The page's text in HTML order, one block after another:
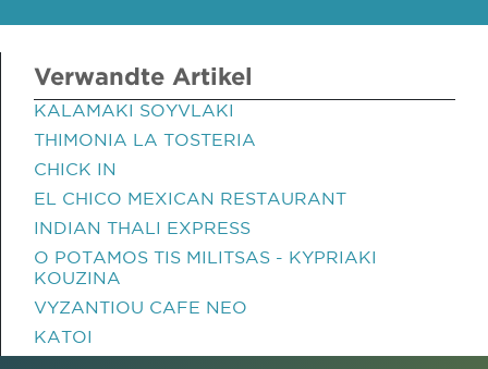
Verwandte Artikel
KALAMAKI SOYVLAKI
THIMONIA LA TOSTERIA
CHICK IN
EL CHICO MEXICAN RESTAURANT
INDIAN THALI EXPRESS
O POTAMOS TIS MILITSAS - KYPRIAKI
KOUZINA
VYZANTIOU CAFE NEO
KATOI